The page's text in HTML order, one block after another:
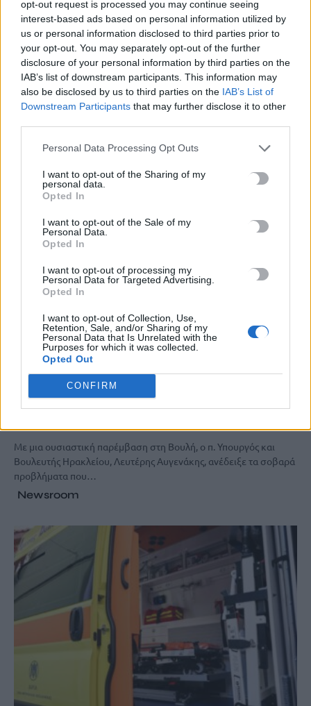
opt-out request is processed you may continue seeing
interest-based ads based on personal information utilized by
us or personal information disclosed to third parties prior to
your opt-out. You may separately opt-out of the further
disclosure of your personal information by third parties on the
IAB’s list of downstream participants. This information may
also be disclosed by us to third parties on the IAB’s List of
Downstream Participants that may further disclose it to other
Personal Data Processing Opt Outs
I want to opt-out of the Sharing of my
personal data.
Opted In
I want to opt-out of the Sale of my
Personal Data.
Opted In
I want to opt-out of processing my
Personal Data for Targeted Advertising.
Opted In
I want to opt-out of Collection, Use,
Retention, Sale, and/or Sharing of my
Personal Data that Is Unrelated with the
Purposes for which it was collected.
Opted Out
CONFIRM
# ERGANI APP
ΣΧΕΤΙΚΆ ΆΡΘΡΑ
ΠΟΛΙΤΙΚΗ
Ο τουριστικός κλάδος της Κρήτης ζητά
απαντήσεις – Παρέμβαση Αυγενάκη στη
Με μια ουσιαστική παρέμβαση στη Βουλή, ο π. Υπουργός και
Βουλευτής Ηρακλείου, Λευτέρης Αυγενάκης, ανέδειξε τα σοβαρά
προβλήματα που…
Newsroom